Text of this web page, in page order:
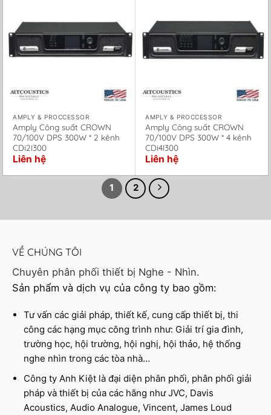
AMPLY & PROCCESSOR
Amply Công suất CROWN
70/100V DPS 300W * 2 kênh
CDi2I300
Liên hệ
AMPLY & PROCCESSOR
Amply Công suất CROWN
70/100V DPS 300W * 4 kênh
CDi4I300
Liên hệ
1 2
VỀ CHÚNG TÔI
Chuyên phân phối thiết bị Nghe - Nhìn.
Sản phẩm và dịch vụ của công ty bao gồm:
Tư vấn các giải pháp, thiết kế, cung cấp thiết bị, thi
công các hạng mục công trình như: Giải trí gia đình,
trường học, hội trường, hội nghị, hội thảo, hệ thống
nghe nhìn trong các tòa nhà…
Công ty Anh Kiệt là đại diện phân phối, phân phối giải
pháp và thiết bị của các hãng như JVC, Davis
Acoustics, Audio Analogue, Vincent, James Loud